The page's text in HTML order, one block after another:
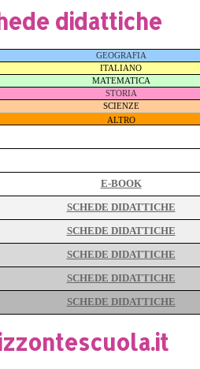
didattiche
GEOGRAFIA
ITALIANO
MATEMATICA
STORIA
SCIENZE
ALTRO
E-BOOK
SCHEDE DIDATTICHE
SCHEDE DIDATTICHE
SCHEDE DIDATTICHE
SCHEDE DIDATTICHE
SCHEDE DIDATTICHE